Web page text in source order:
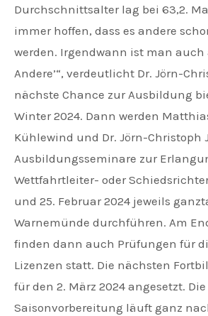
Durchschnittsalter lag bei 63,2.
immer hoffen, dass es andere
werden. Irgendwann ist man auch
Andere’“, verdeutlicht Dr. Jörn-
nächste Chance zur Ausbildung
Winter 2024. Dann werden
Kühlewind und Dr. Jörn-Christoph
Ausbildungsseminare zur
Wettfahrtleiter- oder
und 25. Februar 2024 jeweils
Warnemünde durchführen. Am
finden dann auch Prüfungen für
Lizenzen statt. Die nächsten
für den 2. März 2024 angesetzt. Die
Saisonvorbereitung läuft ganz